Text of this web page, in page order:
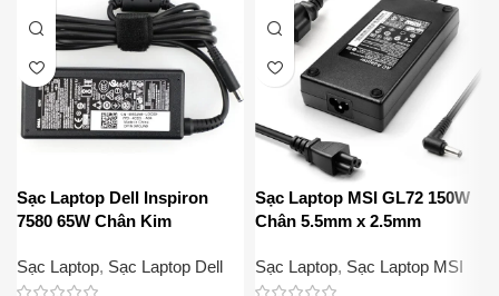
Sạc Laptop Dell Inspiron
7580 65W Chân Kim
Sạc Laptop, Sạc Laptop Dell
Sạc Laptop MSI GL72 150W
Chân 5.5mm x 2.5mm
Sạc Laptop, Sạc Laptop MSI